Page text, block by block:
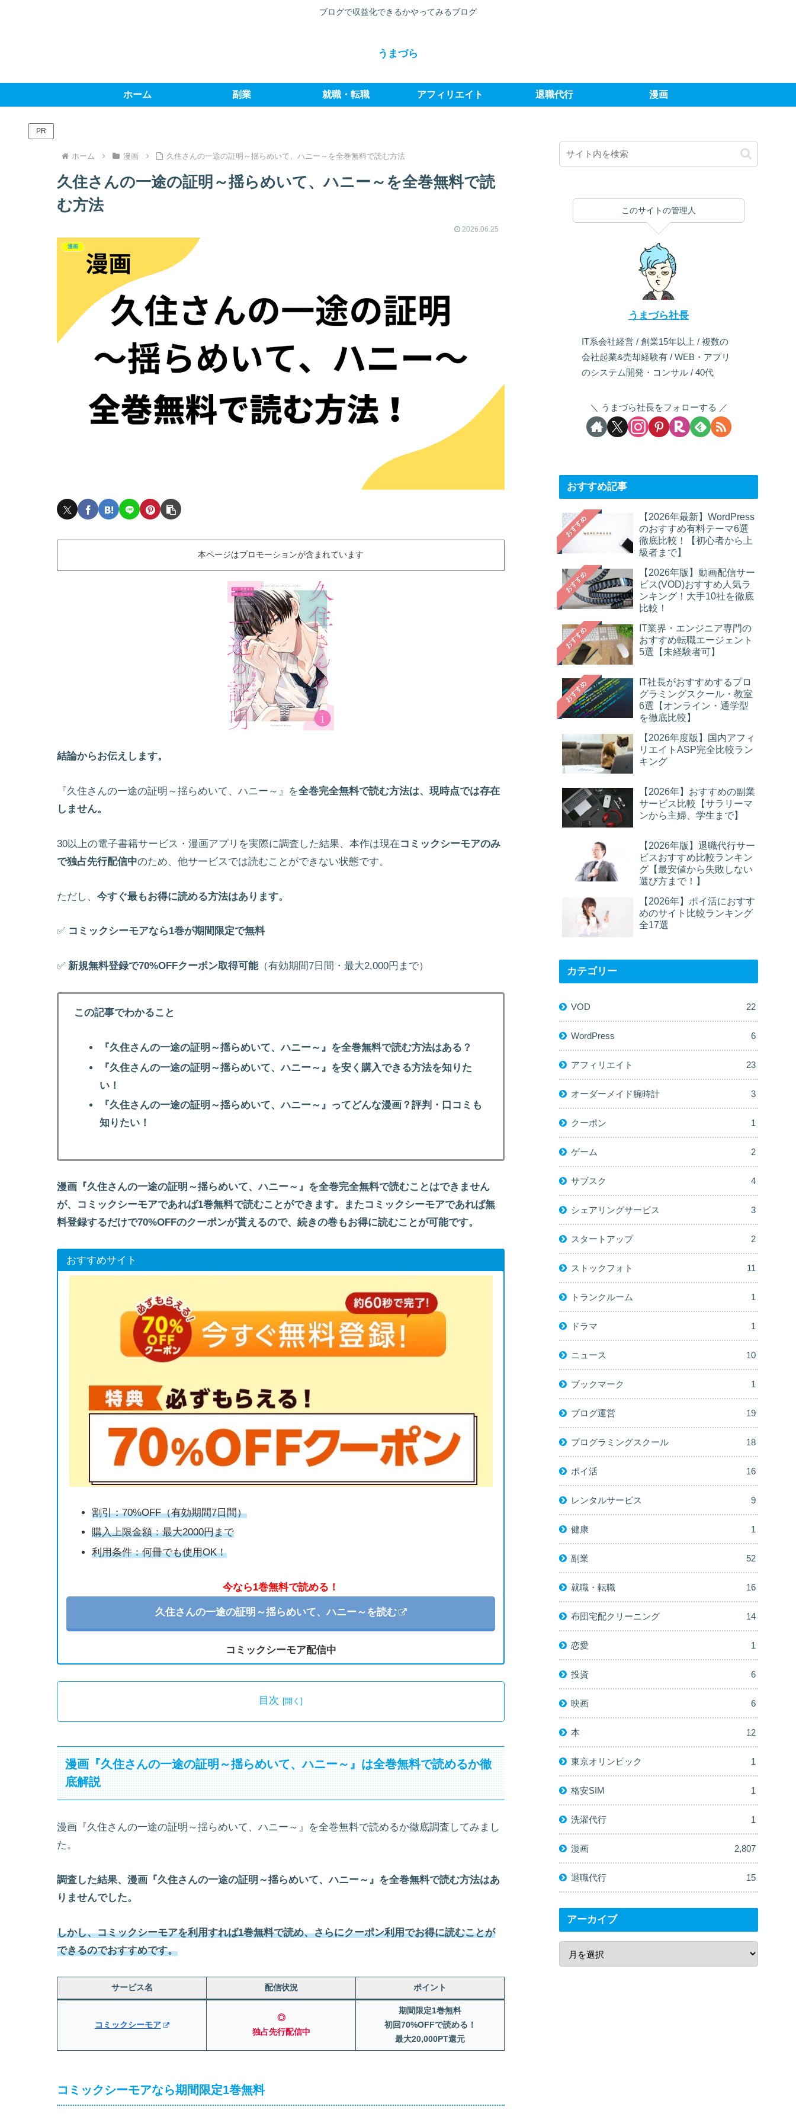
ブログで収益化できるかやってみるブログ
うまづら
ホーム 副業 就職・転職 アフィリエイト 退職代行 漫画
PR
ホーム 漫画 久住さんの一途の証明～揺らめいて、ハニー～を全巻無料で読む方法
久住さんの一途の証明～揺らめいて、ハニー～を全巻無料で読
む方法
2026.06.25
漫画
本ページはプロモーションが含まれています
結論からお伝えします。
『久住さんの一途の証明～揺らめいて、ハニー～』を全巻完全無料で読む方法は、現時点では存在
しません。
30以上の電子書籍サービス・漫画アプリを実際に調査した結果、本作は現在コミックシーモアのみ
で独占先行配信中のため、他サービスでは読むことができない状態です。
ただし、 今すぐ最もお得に読める方法はあります。
✅ コミックシーモアなら1巻が期間限定で無料
✅ 新規無料登録で70%OFFクーポン取得可能（有効期間7日間・最大2,000円まで）
この記事でわかること
『久住さんの一途の証明～揺らめいて、ハニー～』を全巻無料で読む方法はある？
『久住さんの一途の証明～揺らめいて、ハニー～』 を安く購入できる方法を知りた
い！
『久住さんの一途の証明～揺らめいて、ハニー～』 ってどんな漫画？評判・口コミも
知りたい！
漫画『久住さんの一途の証明～揺らめいて、ハニー～』を全巻完全無料で読むことはできません
が、コミックシーモアであれば1巻無料で読むことができます。またコミックシーモアであれば無
料登録するだけで70%OFFのクーポンが貰えるので、続きの巻もお得に読むことが可能です。
おすすめサイト
割引：70%OFF（有効期間7日間）
購入上限金額：最大2000円まで
利用条件：何冊でも使用OK！
今なら1巻無料で読める！
久住さんの一途の証明～揺らめいて、ハニー～を読む
コミックシーモア配信中
目次
漫画『久住さんの一途の証明～揺らめいて、ハニー～』は全巻無料で読めるか徹
底解説
漫画『久住さんの一途の証明～揺らめいて、ハニー～』を全巻無料で読めるか徹底調査してみまし
た。
調査した結果、漫画『久住さんの一途の証明～揺らめいて、ハニー～』を全巻無料で読む方法はあ
りませんでした。
しかし、コミックシーモアを利用すれば1巻無料で読め、さらにクーポン利用でお得に読むことが
できるのでおすすめです。
サービス名 配信状況 ポイント
コミックシーモア
◎
独占先行配信中
期間限定1巻無料
初回70%OFFで読める！
最大20,000PT還元
コミックシーモアなら期間限定1巻無料
このサイトの管理人
うまづら社長
IT系会社経営 / 創業15年以上 / 複数の
会社起業&売却経験有 / WEB・アプリ
のシステム開発・コンサル / 40代
うまづら社長をフォローする
おすすめ記事
おすすめ
【2026年最新】WordPress
のおすすめ有料テーマ6選
徹底比較！【初心者から上
級者まで】
おすすめ
【2026年版】動画配信サー
ビス(VOD)おすすめ人気ラ
ンキング！大手10社を徹底
比較！
おすすめ
IT業界・エンジニア専門の
おすすめ転職エージェント
5選【未経験者可】
おすすめ
IT社長がおすすめするプロ
グラミングスクール・教室
6選【オンライン・通学型
を徹底比較】
【2026年度版】国内アフィ
リエイトASP完全比較ラン
キング
【2026年】おすすめの副業
サービス比較【サラリーマ
ンから主婦、学生まで】
【2026年版】退職代行サー
ビスおすすめ比較ランキン
グ【最安値から失敗しない
選び方まで！】
【2026年】ポイ活におすす
めのサイト比較ランキング
全17選
カテゴリー
VOD 22
WordPress 6
アフィリエイト 23
オーダーメイド腕時計 3
クーポン 1
ゲーム 2
サブスク 4
シェアリングサービス 3
スタートアップ 2
ストックフォト 11
トランクルーム 1
ドラマ 1
ニュース 10
ブックマーク 1
ブログ運営 19
プログラミングスクール 18
ポイ活 16
レンタルサービス 9
健康 1
副業 52
就職・転職 16
布団宅配クリーニング 14
恋愛 1
投資 6
映画 6
本 12
東京オリンピック 1
格安SIM 1
洗濯代行 1
漫画 2,807
退職代行 15
アーカイブ